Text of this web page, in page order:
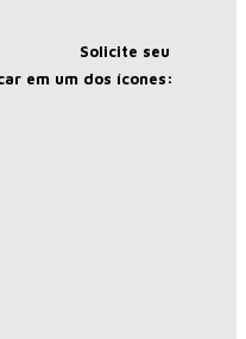
Solicite seu
em um dos ícones: